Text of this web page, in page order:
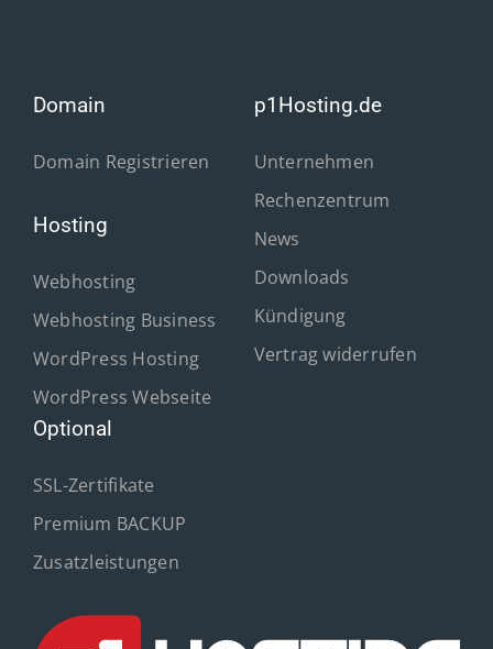
Domain
Domain Registrieren
Hosting
Webhosting
Webhosting Business
WordPress Hosting
WordPress Webseite
Optional
SSL-Zertifikate
Premium BACKUP
Zusatzleistungen
p1Hosting.de
Unternehmen
Rechenzentrum
News
Downloads
Kündigung
Vertrag widerrufen